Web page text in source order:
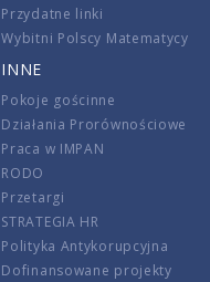
Przydatne linki
Wybitni Polscy Matematycy
INNE
Pokoje gościnne
Działania Prorównościowe
Praca w IMPAN
RODO
Przetargi
STRATEGIA HR
Polityka Antykorupcyjna
Dofinansowane projekty